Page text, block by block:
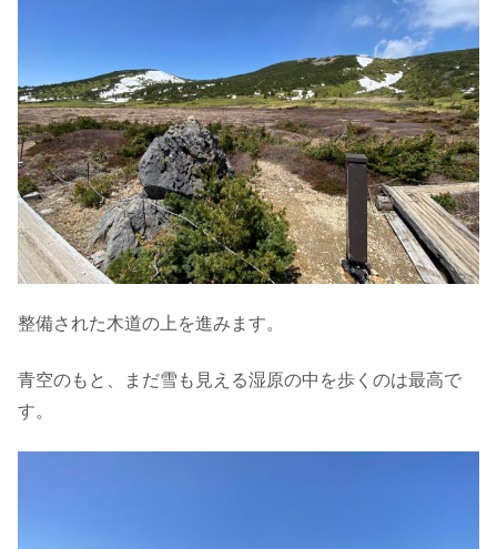
整備された木道の上を進みます。
青空のもと、まだ雪も見える湿原の中を歩くのは最高で
す。